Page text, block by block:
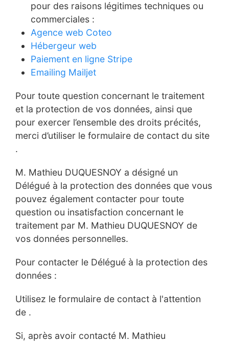
pour des raisons légitimes techniques ou
commerciales :
Agence web Coteo
Hébergeur web
Paiement en ligne Stripe
Emailing Mailjet
Pour toute question concernant le traitement
et la protection de vos données, ainsi que
pour exercer l’ensemble des droits précités,
merci d’utiliser le formulaire de contact du site
.
M. Mathieu DUQUESNOY a désigné un
Délégué à la protection des données que vous
pouvez également contacter pour toute
question ou insatisfaction concernant le
traitement par M. Mathieu DUQUESNOY de
vos données personnelles.
Pour contacter le Délégué à la protection des
données :
Utilisez le formulaire de contact à l'attention
de .
Si, après avoir contacté M. Mathieu